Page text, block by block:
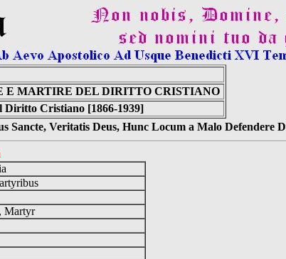
E MARTIRE DEL DIRITTO CRISTIANO
Diritto Cristiano [1866-1939]
Veritatis Deus, Hunc Locum a Malo Defendere
Martyr